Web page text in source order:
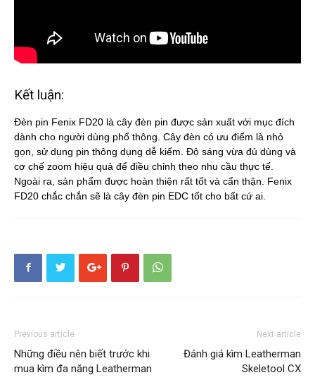
Kết luận:
Đèn pin Fenix FD20 là cây đèn pin được sản xuất với mục đích
dành cho người dùng phổ thông. Cây đèn có ưu điểm là nhỏ
gọn, sử dụng pin thông dụng dễ kiếm. Độ sáng vừa đủ dùng và
cơ chế zoom hiệu quả để điều chỉnh theo nhu cầu thực tế.
Ngoài ra, sản phẩm được hoàn thiện rất tốt và cẩn thận. Fenix
FD20 chắc chắn sẽ là cây đèn pin EDC tốt cho bất cứ ai.
Previous article
Những điều nên biết trước khi
mua kìm đa năng Leatherman
Next article
Đánh giá kìm Leatherman
Skeletool CX